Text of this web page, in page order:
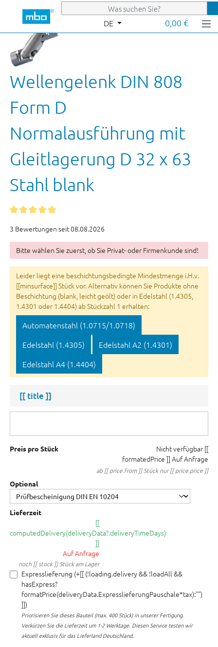
Zum Hauptinhalt springen
DE 0,00 €
Wellengelenk DIN 808
Form D
Normalausführung mit
Gleitlagerung D 32 x 63
Stahl blank
3 Bewertungen seit 08.08.2026
Bitte wählen Sie zuerst, ob Sie Privat- oder Firmenkunde sind!
Leider liegt eine beschichtungsbedingte Mindestmenge i.H.v.
[[minsurface]] Stück vor. Alternativ können Sie Produkte ohne
Beschichtung (blank, leicht geölt) oder in Edelstahl (1.4305,
1.4301 oder 1.4404) ab Stückzahl 1 erhalten:
Automatenstahl (1.0715/1.0718)
Edelstahl (1.4305)
Edelstahl A2 (1.4301)
Edelstahl A4 (1.4404)
[[ title ]]
Preis pro Stück Nicht verfügbar [[
formatedPrice ]] Auf Anfrage
ab [[ price.from ]] Stück nur [[ price.price ]]
Optional
Lieferzeit
[[
computedDelivery(deliveryData?.deliveryTimeDays)
]]
Auf Anfrage
noch [[ stock ]] Stück am Lager
Expresslieferung (+[[ (!loading.delivery && !loadAll &&
hasExpress?
formatPrice(deliveryData.ExpresslieferungPauschale*tax):"")
]])
Priorisieren Sie dieses Bauteil (max. 400 Stück) in unserer Fertigung.
Verkürzen Sie die Lieferzeit um 1-2 Werktage. Diesen Service testen wir
aktuell exklusiv für das Lieferland Deutschland.